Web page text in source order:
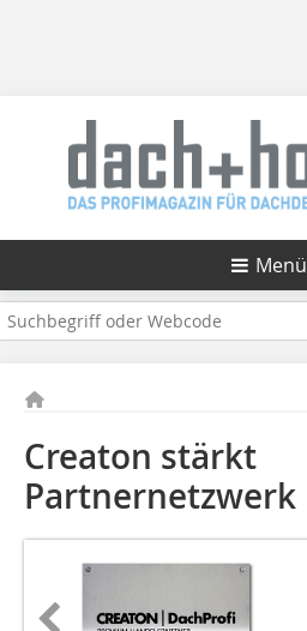
Menü
Creaton stärkt
Partnernetzwerk